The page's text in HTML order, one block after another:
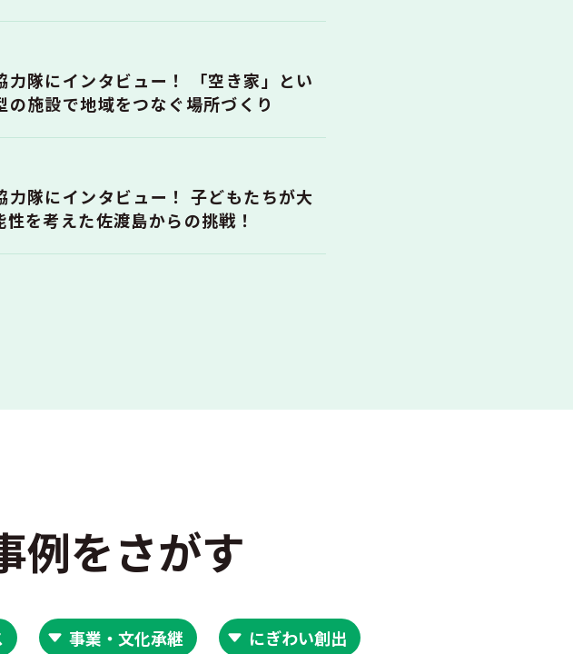
隊にインタビュー！ 「空き家」とい
施設で地域をつなぐ場所づくり
隊にインタビュー！ 子どもたちが大
を考えた佐渡島からの挑戦！
例をさがす
事業・文化承継 にぎわい創出